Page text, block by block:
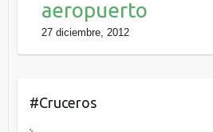
aeropuerto
27 diciembre, 2012
#Cruceros